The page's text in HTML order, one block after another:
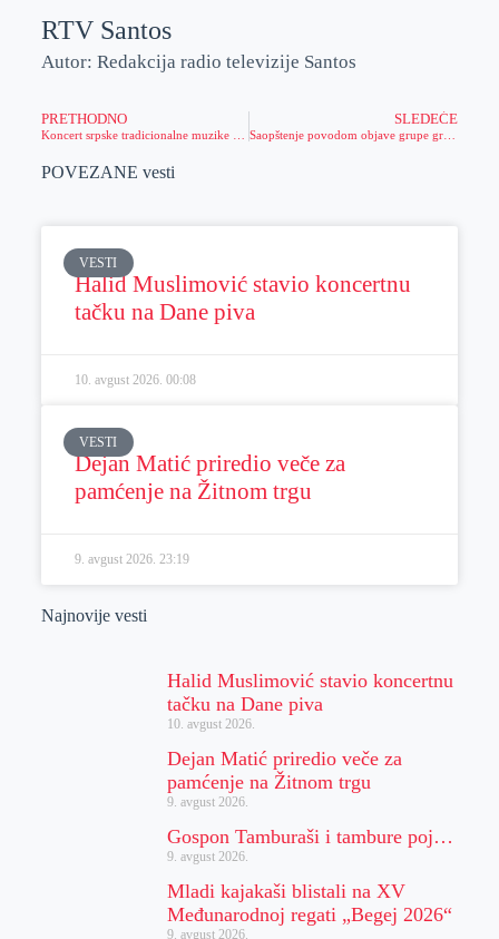
RTV Santos
Autor: Redakcija radio televizije Santos
PRETHODNO SLEDEĆE
POVEZANE vesti
VESTI
Halid Muslimović stavio koncertnu
tačku na Dane piva
10. avgust 2026. 00:08
VESTI
Dejan Matić priredio veče za
pamćenje na Žitnom trgu
9. avgust 2026. 23:19
Najnovije vesti
Halid Muslimović stavio koncertnu
tačku na Dane piva
10. avgust 2026.
Dejan Matić priredio veče za
pamćenje na Žitnom trgu
9. avgust 2026.
Gospon Tamburaši i tambure poj…
9. avgust 2026.
Mladi kajakaši blistali na XV
Međunarodnoj regati „Begej 2026“
9. avgust 2026.